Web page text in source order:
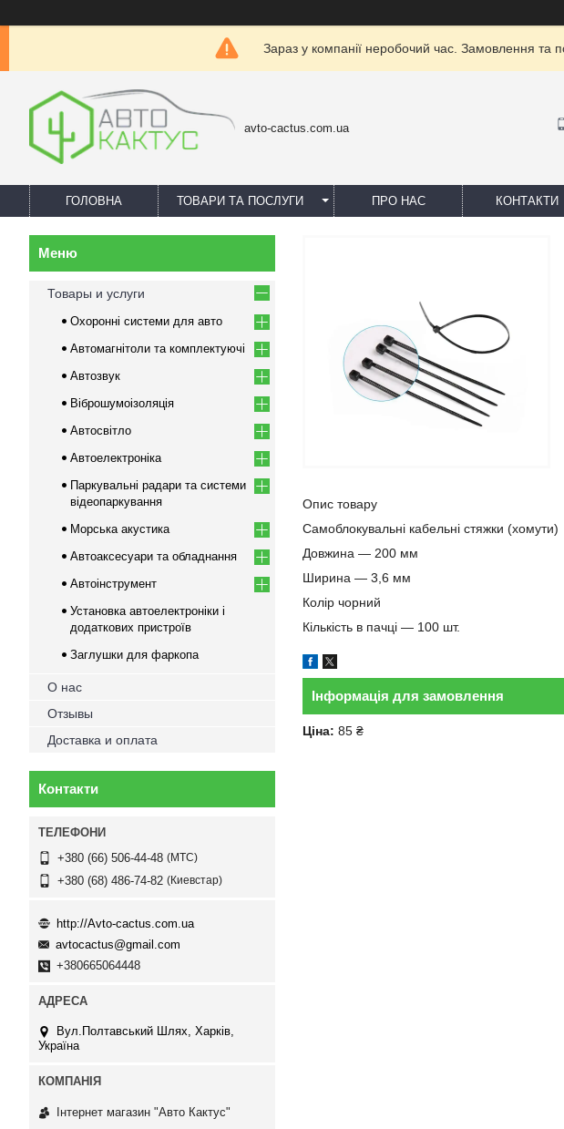
Зараз у компанії неробочий час. Замовлення та
avto-cactus.com.ua
ГОЛОВНА ТОВАРИ ТА ПОСЛУГИ ПРО НАС КОНТАКТИ
Опис товару
Самоблокувальні кабельні стяжки (хомути)
Довжина — 200 мм
Ширина — 3,6 мм
Колір чорний
Кількість в пачці — 100 шт.
Інформація для замовлення
Ціна: 85 ₴
Товары и услуги
Охоронні системи для авто
Автомагнітоли та комплектуючі
Автозвук
Віброшумоізоляція
Автосвітло
Автоелектроніка
Паркувальні радари та системи
відеопаркування
Морська акустика
Автоаксесуари та обладнання
Автоінструмент
Установка автоелектроніки і
додаткових пристроїв
Заглушки для фаркопа
О нас
Отзывы
Доставка и оплата
Контакти
+380 (66) 506-44-48 МТС
+380 (68) 486-74-82 Киевстар
http://Avto-cactus.com.ua
avtocactus@gmail.com
+380665064448
Вул.Полтавський Шлях, Харків,
Україна
Інтернет магазин "Авто Кактус"